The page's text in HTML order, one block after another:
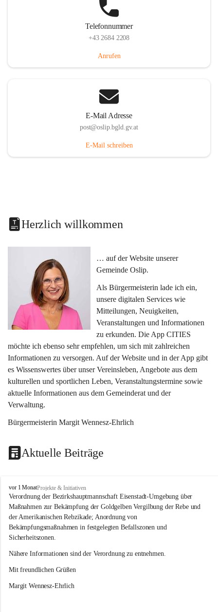
Telefonnummer
+43 2684 2208
Anrufen
E-Mail Adresse
post@oslip.bgld.gv.at
E-Mail schreiben
Herzlich willkommen
… auf der Website unserer
Gemeinde Oslip.
Als Bürgermeisterin lade ich ein,
unsere digitalen Services wie
Mitteilungen, Neuigkeiten,
Veranstaltungen und Informationen
zu erkunden. Die App CITIES
möchte ich ebenso sehr empfehlen, um sich mit zahlreichen
Informationen zu versorgen. Auf der Website und in der App gibt
es Wissenswertes über unser Vereinsleben, Angebote aus dem
kulturellen und sportlichen Leben, Veranstaltungstermine sowie
aktuelle Informationen aus dem Gemeinderat und der
Verwaltung.
Bürgermeisterin Margit Wennesz-Ehrlich
Aktuelle Beiträge
O
s
l
i
p
vor 1 MonatProjekte & Initiativen
Verordnung der Bezirkshauptmannschaft Eisenstadt-Umgebung über
Maßnahmen zur Bekämpfung der Goldgelben Vergilbung der Rebe und
der Amerikanischen Rebzikade; Anordnung von
Bekämpfungsmaßnahmen in festgelegten Befallszonen und
Sicherheitszonen.
Nähere Informationen sind der Verordnung zu entnehmen.
Mit freundlichen Grüßen
Margit Wennesz-Ehrlich